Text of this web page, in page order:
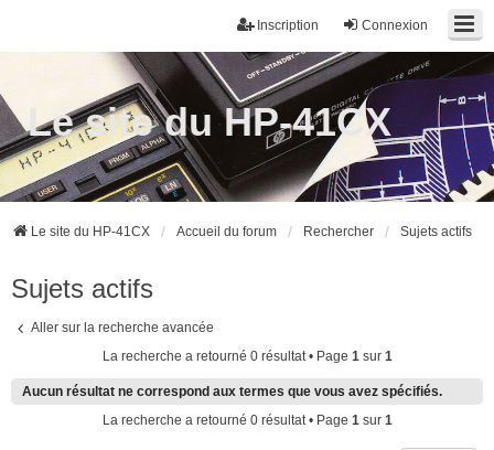
Connexion
Inscription
Le site du HP-41CX
Le site du HP-41CX Accueil du forum Rechercher Sujets actifs
Sujets actifs
Aller sur la recherche avancée
La recherche a retourné 0 résultat • Page 1sur 1
Aucun résultat ne correspond aux termes que vous avez spécifiés.
La recherche a retourné 0 résultat • Page 1sur 1